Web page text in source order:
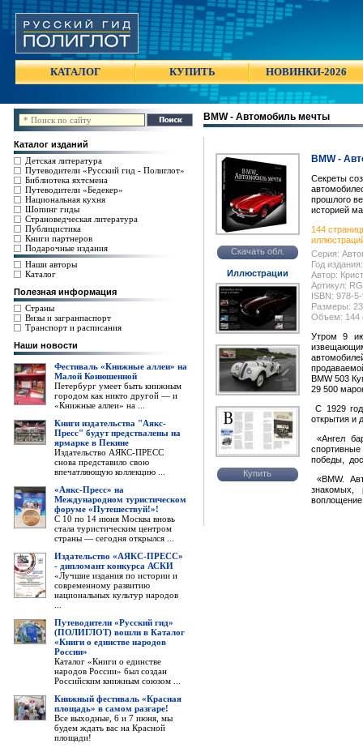
КАТАЛОГ КУПИТЬ НОВИНКИ-2026
Каталог изданий
Детская литература
Путеводители «Русский гид - Полиглот»
Библиотека яхтсмена
Путеводители «Бедекер»
Национальная кухня
Шопинг гиды
Страноведческая литература
Публицистика
Книги партнеров
Подарочные издания
Наши авторы
Каталог
Полезная информация
Страны
Визы и загранпаспорт
Транспорт и расписания
Наши новости
Фестиваль «Книжные аллеи» на
Малой Конюшенной
Петербург умеет быть книжным
городом как никто другой — и
«Книжные аллеи» на ...
Книги издательства "Аякс-
Пресс" будут предствалены на
ярмарке в Пекине
Издательство АЯКС-ПРЕСС
снова представило свою
впечатляющую коллекцию ...
«Аякс-Пресс» на
Международном туристическом
форуме «Путешествуй!»!
С 10 по 14 июня Москва вновь
стала туристическим центром
страны — сегодня открылся ...
Издательство «АЯКС-ПРЕСС»
- дипломант конкурса АСКИ
«Лучшие издания по истории и
современному развитию
национальных культур народов
Путеводители «Русский гид»
(ПОЛИГЛОТ) вошли в Каталог
«Книги о единстве народов
России»
Каталог «Книги о единстве
народов России» был создан
Российским книжным союзом ...
Книжный фестиваль «Красная
площадь» в самом разгаре!
Все выходные, 6 и 7 июня, мы
будем ждать вас на Красной
площади!
BMW - Автомобиль мечты
Скачать обл.
Иллюстрации
Купить
BMW -
Секреты
прошлого
историей
144
Серия:
Год
Автор:
Артикул:
ISBN: 978-
Размеры:
Объем: 144
Утром 9
BMW 503
29 500
С 1929
открытия и
«Ангел
победы,
«BMW.
знакомых,